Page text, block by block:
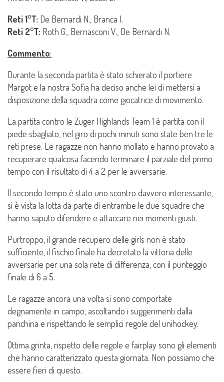
Reti 1°T: De Bernardi N., Branca I.
Reti 2°T: Roth G., Bernasconi V., De Bernardi N.
Commento:
Durante la seconda partita è stato schierato il portiere
Margot e la nostra Sofia ha deciso anche lei di mettersi a
disposizione della squadra come giocatrice di movimento.
La partita contro le Zuger Highlands Team 1 è partita con il
piede sbagliato, nel giro di pochi minuti sono state ben tre le
reti prese. Le ragazze non hanno mollato e hanno provato a
recuperare qualcosa facendo terminare il parziale del primo
tempo con il risultato di 4 a 2 per le avversarie.
Il secondo tempo è stato uno scontro davvero interessante,
si è vista la lotta da parte di entrambe le due squadre che
hanno saputo difendere e attaccare nei momenti giusti.
Purtroppo, il grande recupero delle girls non è stato
sufficiente, il fischio finale ha decretato la vittoria delle
avversarie per una sola rete di differenza, con il punteggio
finale di 6 a 5.
Le ragazze ancora una volta si sono comportate
degnamente in campo, ascoltando i suggerimenti dalla
panchina e rispettando le semplici regole del unihockey.
Ottima grinta, rispetto delle regole e fairplay sono gli elementi
che hanno caratterizzato questa giornata. Non possiamo che
essere fieri di questo.